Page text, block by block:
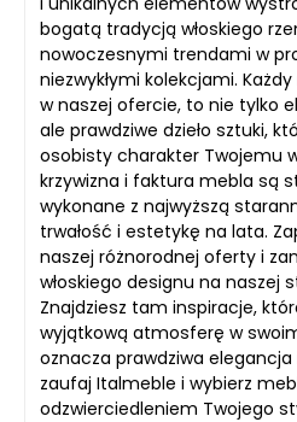
bogatą tradycją włoskiego
nowoczesnymi trendami w
niezwykłymi kolekcjami.
w naszej ofercie, to nie tylko
ale prawdziwe dzieło sztuki,
osobisty charakter Twojemu
krzywizna i faktura mebla są
wykonane z najwyższą
trwałość i estetykę na lata.
naszej różnorodnej oferty i
włoskiego designu na naszej
Znajdziesz tam inspiracje,
wyjątkową atmosferę w
oznacza prawdziwa
zaufaj Italmeble i wybierz
odzwierciedleniem Twojego